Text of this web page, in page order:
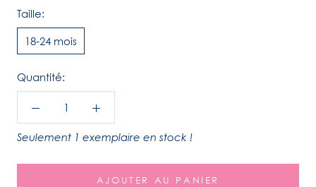
Taille:
18-24 mois
Quantité:
Seulement 1 exemplaire en stock !
AJOUTER AU PANIER